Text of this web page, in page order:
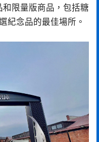
限量版商品，包括糖
紀念品的最佳場所。